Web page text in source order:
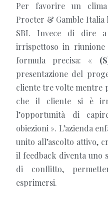
Per favorire un
Procter & Gamble
SBI. Invece di dire
irrispettoso in
formula precisa: «
presentazione del
cliente tre volte mentre
che il cliente si è
l’opportunità di
obiezioni ». L’azienda
unito all’ascolto attivo,
il feedback diventa uno
di conflitto,
esprimersi.